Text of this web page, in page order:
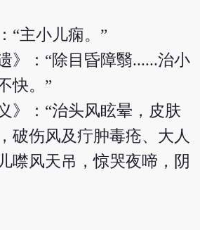
“主小儿痫。”
》：“除目昏障翳......治小
快。”
》：“治头风眩晕，皮肤
破伤风及疔肿毒疮、大人
噤风天吊，惊哭夜啼，阴